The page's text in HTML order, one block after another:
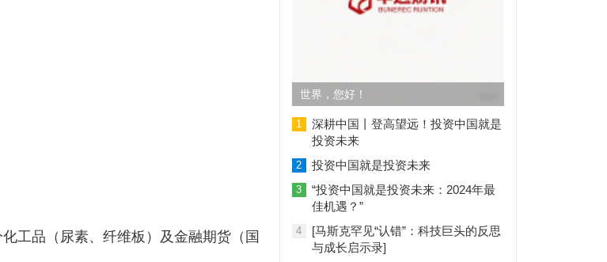
工品（尿素、纤维板）及金融期货（国
世界，您好！
1
深耕中国丨登高望远！投资中国就是
投资未来
2 投资中国就是投资未来
3
“投资中国就是投资未来：2024年最
佳机遇？”
4
[马斯克罕见“认错”：科技巨头的反思
与成长启示录]